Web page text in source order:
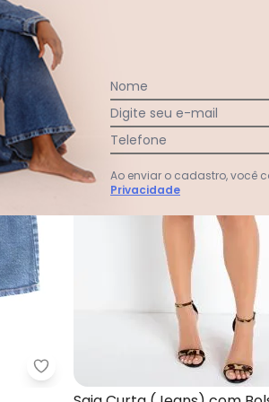
Faixa Grátis
Angel - Saia Mini (Jeans Medio)
Nome
Digite seu e-mail
Telefone
Ao enviar o cadastro, você
Privacidade